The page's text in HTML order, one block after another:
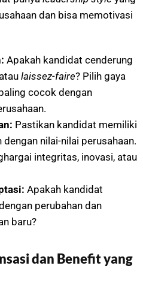
dan bisa memotivasi
Apakah kandidat cenderung
laissez-faire? Pilih gaya
cocok dengan
Pastikan kandidat memiliki
dengan nilai-nilai perusahaan.
integritas, inovasi, atau
Apakah kandidat
perubahan dan
baru?
dan Benefit yang